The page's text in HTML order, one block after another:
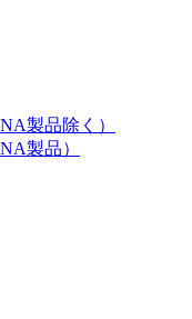
製品除く）
製品）